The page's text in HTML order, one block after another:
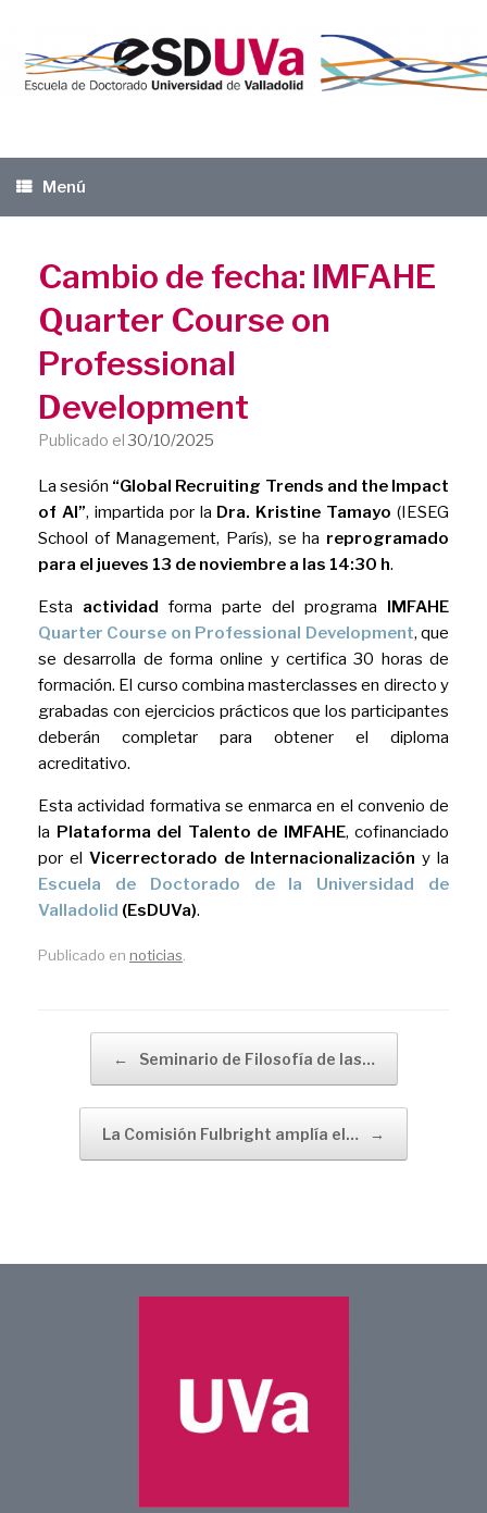
contenido
Menú
Cambio de fecha: IMFAHE
Quarter Course on
Professional
Development
Publicado el30/10/2025
La sesión “Global Recruiting Trends and the Impact
of AI”, impartida por la Dra. Kristine Tamayo (IESEG
School of Management, París), se ha reprogramado
para el jueves 13 de noviembre a las 14:30 h.
Esta actividad forma parte del programa IMFAHE
Quarter Course on Professional Development, que
se desarrolla de forma online y certifica 30 horas de
formación. El curso combina masterclasses en directo y
grabadas con ejercicios prácticos que los participantes
deberán completar para obtener el diploma
acreditativo.
Esta actividad formativa se enmarca en el convenio de
la Plataforma del Talento de IMFAHE, cofinanciado
por el Vicerrectorado de Internacionalización y la
Escuela de Doctorado de la Universidad de
Valladolid (EsDUVa).
Publicado en noticias
← Seminario de Filosofía de las…
La Comisión Fulbright amplía el… →